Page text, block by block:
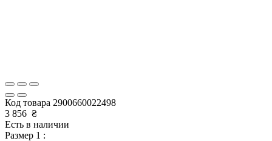
Код товара 2900660022498
3 856 ₴
Есть в наличии
Размер 1 :